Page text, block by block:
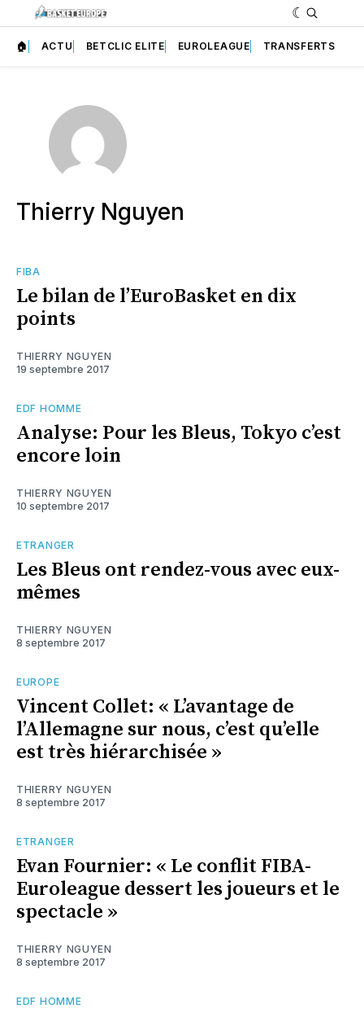
🏠 ACTU BETCLIC ELITE EUROLEAGUE TRANSFERTS
Thierry Nguyen
FIBA
Le bilan de l’EuroBasket en dix
points
THIERRY NGUYEN
19 septembre 2017
EDF HOMME
Analyse: Pour les Bleus, Tokyo c’est
encore loin
THIERRY NGUYEN
10 septembre 2017
ETRANGER
Les Bleus ont rendez-vous avec eux-
mêmes
THIERRY NGUYEN
8 septembre 2017
EUROPE
Vincent Collet: « L’avantage de
l’Allemagne sur nous, c’est qu’elle
est très hiérarchisée »
THIERRY NGUYEN
8 septembre 2017
ETRANGER
Evan Fournier: « Le conflit FIBA-
Euroleague dessert les joueurs et le
spectacle »
THIERRY NGUYEN
8 septembre 2017
EDF HOMME